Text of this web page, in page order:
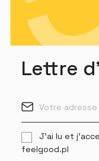
Lettre
J'ai lu et
feelgood.pl